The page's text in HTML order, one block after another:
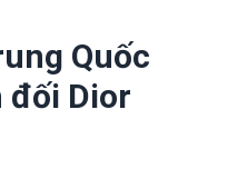
Quốc
đối Dior